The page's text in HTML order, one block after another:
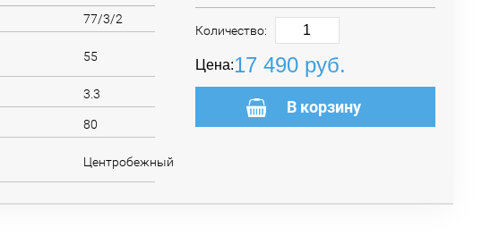
77/3/2
55
3.3
80
Центробежный
Цена:17 490руб.
Количество:
В корзину